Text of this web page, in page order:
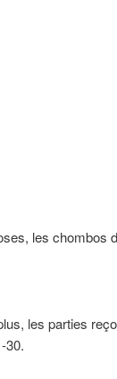
les chombos
les parties
30.